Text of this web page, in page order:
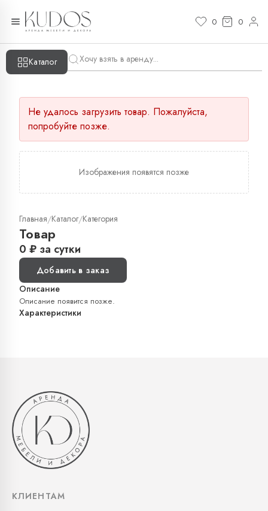
0 0
Каталог
Не удалось загрузить товар. Пожалуйста,
попробуйте позже.
Изображения появятся позже
Главная/Каталог/Категория
Товар
0 ₽ за сутки
Добавить в заказ
Описание
Описание появится позже.
Характеристики
КЛИЕНТАМ